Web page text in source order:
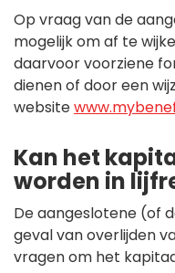
Op vraag van de
mogelijk om af te
daarvoor voorziene
dienen of door een
website
Kan het
worden in
De aangeslotene (of
geval van overlijden
vragen om het